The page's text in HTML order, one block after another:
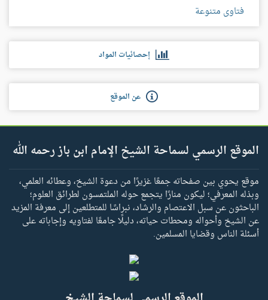
فتاوى متنوعة
إحصائيات المواد
عن الموقع
الموقع الرسمي لسماحة الشيخ الإمام ابن باز رحمه الله
موقع يحوي بين صفحاته جمعًا غزيرًا من دعوة الشيخ، وعطائه العلمي،
وبذله المعرفي؛ ليكون منارًا يتجمع حوله الملتمسون لطرائق العلوم؛
الباحثون عن سبل الاعتصام والرشاد، نبراسًا للمتطلعين إلى معرفة المزيد
عن الشيخ وأحواله ومحطات حياته، دليلًا جامعًا لفتاويه وإجاباته على
أسئلة الناس وقضايا المسلمين.